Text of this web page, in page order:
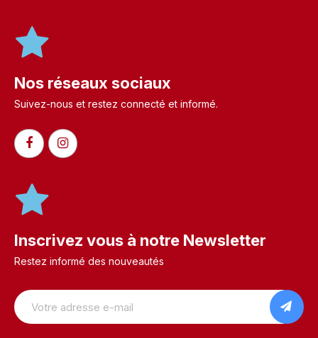
Nos réseaux sociaux
Suivez-nous et restez connecté et informé.​
Inscrivez vous à notre Newsletter
Restez informé des nouveautés